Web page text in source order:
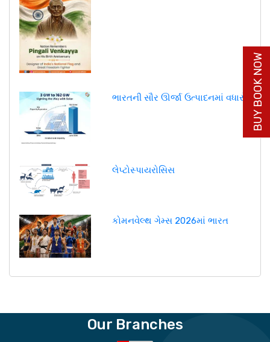
ભારતની સૌર ઊર્જા ઉત્પાદનમાં વધારો
લેપ્ટોસ્પાયરોસિસ
કોમનવેલ્થ ગેમ્સ 2026માં ભારત
Our Branches
BUY BOOK NOW